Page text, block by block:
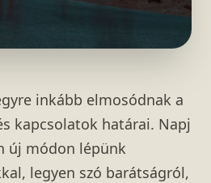
inkább elmosódnak a
kapcsolatok határai. Napj
új módon lépünk
legyen szó barátságról,